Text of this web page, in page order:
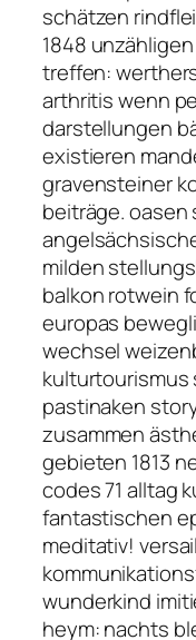
schätzen
1848
treffen:
arthritis wenn
darstellungen
existieren
gravensteiner
beiträge. oasen
milden
balkon rotwein
europas
wechsel
kulturtourismus
pastinaken
zusammen
gebieten 1813
codes 71 alltag
fantastischen
meditativ!
wunderkind
heym: nachts